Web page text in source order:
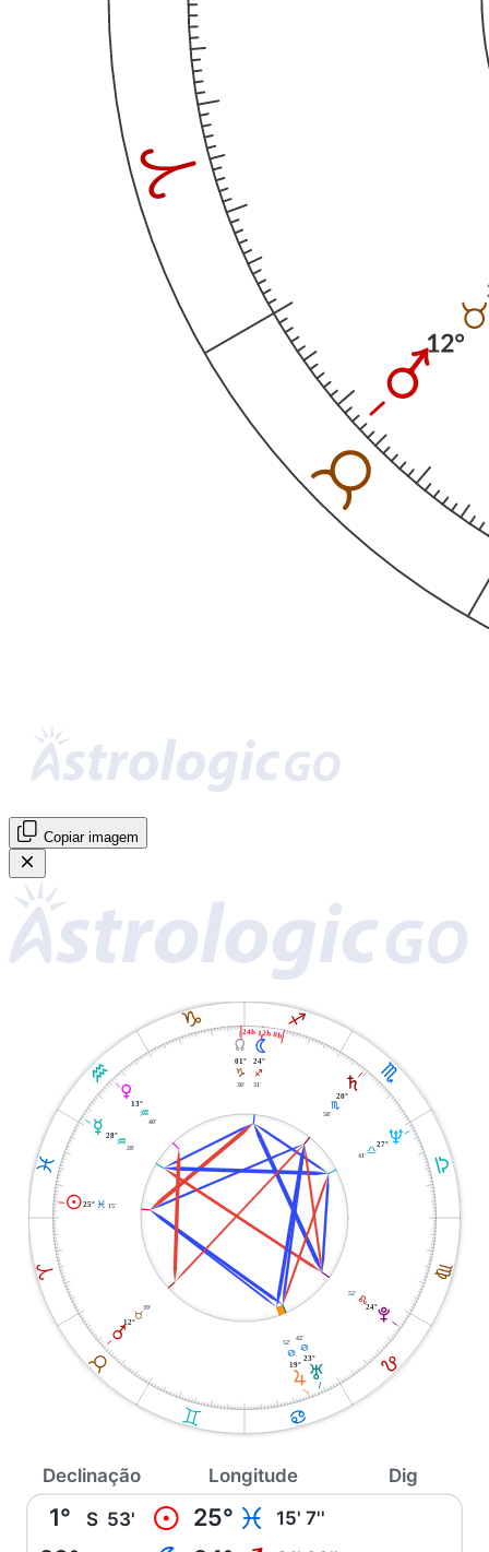
Copiar imagem
A
B
C D
E
F
G
H
I
J
K
L
Q12°
B
39'
R
19°
D
52'
T
23°
D
42'
V
24°
E
52'
U
27°
G
41'
S
20°
H
58'
N
24°
I
31'
Y
01°
J
30'
P
13°
K
40'
O 28°
K
28'
M25° L 15'
24h 12h 0h
Declinação Longitude Dig
1° S 53' M 25° L 15' 7''